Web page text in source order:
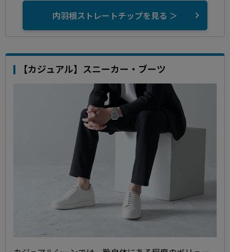
内羽根ストレートチップを見る ＞
【カジュアル】スニーカー・ブーツ